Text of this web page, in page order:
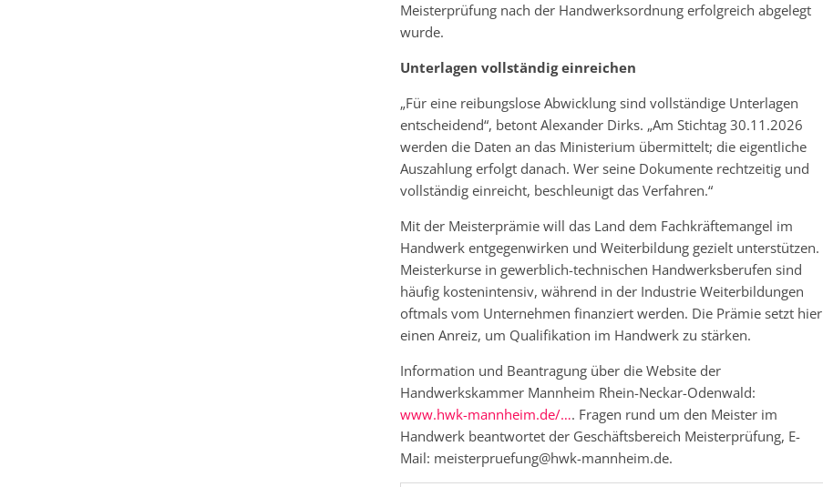
Meisterprüfung nach der Handwerksordnung erfolgreich abgelegt
wurde.
Unterlagen vollständig einreichen
„Für eine reibungslose Abwicklung sind vollständige Unterlagen
entscheidend“, betont Alexander Dirks. „Am Stichtag 30.11.2026
werden die Daten an das Ministerium übermittelt; die eigentliche
Auszahlung erfolgt danach. Wer seine Dokumente rechtzeitig und
vollständig einreicht, beschleunigt das Verfahren.“
Mit der Meisterprämie will das Land dem Fachkräftemangel im
Handwerk entgegenwirken und Weiterbildung gezielt unterstützen.
Meisterkurse in gewerblich-technischen Handwerksberufen sind
häufig kostenintensiv, während in der Industrie Weiterbildungen
oftmals vom Unternehmen finanziert werden. Die Prämie setzt hier
einen Anreiz, um Qualifikation im Handwerk zu stärken.
Information und Beantragung über die Website der
Handwerkskammer Mannheim Rhein-Neckar-Odenwald:
www.hwk-mannheim.de/…. Fragen rund um den Meister im
Handwerk beantwortet der Geschäftsbereich Meisterprüfung, E-
Mail: meisterpruefung@hwk-mannheim.de.